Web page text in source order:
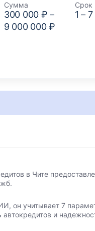
Сумма
300 000 ₽ –
9 000 000 ₽
Срок
1 – 7
в Чите
он учитывает 7
и